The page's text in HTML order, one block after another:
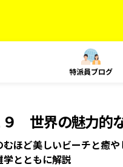
特派員ブログ
世界の魅力的
むほど美しいビーチと癒
学とともに解説